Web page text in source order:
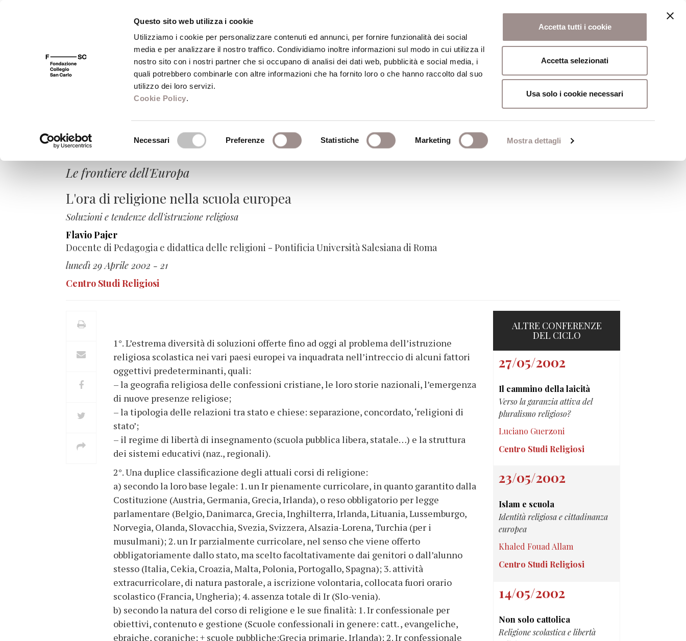
Questo sito web utilizza i cookie
Utilizziamo i cookie per personalizzare contenuti ed annunci, per fornire funzionalità dei social
media e per analizzare il nostro traffico. Condividiamo inoltre informazioni sul modo in cui utilizza il
nostro sito con i nostri partner che si occupano di analisi dei dati web, pubblicità e social media, i
quali potrebbero combinarle con altre informazioni che ha fornito loro o che hanno raccolto dal suo
utilizzo dei loro servizi.
Cookie Policy.
Necessari Preferenze Statistiche Marketing Mostra dettagli
Accetta tutti i cookie
Accetta selezionati
Usa solo i cookie necessari
FSC 400 Fondazione Biblioteca Centro Culturale Centro Studi Religiosi Scuola Alti Studi
Le religioni nella scuola europea. Stati e Chiese dell'Unione
alla prova del pluralismo
Le frontiere dell'Europa
L'ora di religione nella scuola europea
Soluzioni e tendenze dell'istruzione religiosa
Flavio Pajer
Docente di Pedagogia e didattica delle religioni - Pontificia Università Salesiana di Roma
lunedì 29 Aprile 2002 - 21
Centro Studi Religiosi
1°. L’estrema diversità di soluzioni offerte fino ad oggi al problema dell’istruzione
religiosa scolastica nei vari paesi europei va inquadrata nell’intreccio di alcuni fattori
oggettivi predeterminanti, quali:
– la geografia religiosa delle confessioni cristiane, le loro storie nazionali, l’emergenza
di nuove presenze religiose;
– la tipologia delle relazioni tra stato e chiese: separazione, concordato, ‘religioni di
stato’;
– il regime di libertà di insegnamento (scuola pubblica libera, statale…) e la struttura
dei sistemi educativi (naz., regionali).
2°. Una duplice classificazione degli attuali corsi di religione:
a) secondo la loro base legale: 1. un Ir pienamente curricolare, in quanto garantito dalla
Costituzione (Austria, Germania, Grecia, Irlanda), o reso obbligatorio per legge
parlamentare (Belgio, Danimarca, Grecia, Inghilterra, Irlanda, Lituania, Lussemburgo,
Norvegia, Olanda, Slovacchia, Svezia, Svizzera, Alsazia-Lorena, Turchia (per i
musulmani); 2. un Ir parzialmente curricolare, nel senso che viene offerto
obbligatoriamente dallo stato, ma scelto facoltativamente dai genitori o dall’alunno
stesso (Italia, Cekia, Croazia, Malta, Polonia, Portogallo, Spagna); 3. attività
extracurricolare, di natura pastorale, a iscrizione volontaria, collocata fuori orario
scolastico (Francia, Ungheria); 4. assenza totale di Ir (Slo-venia).
b) secondo la natura del corso di religione e le sue finalità: 1. Ir confessionale per
obiettivi, contenuto e gestione (Scuole confessionali in genere: catt. , evangeliche,
ebraiche, coraniche; + scuole pubbliche:Grecia primarie, Irlanda); 2. Ir confessionale
ALTRE CONFERENZE
DEL CICLO
27/05/2002
Il cammino della laicità
Verso la garanzia attiva del
pluralismo religioso?
Luciano Guerzoni
Centro Studi Religiosi
23/05/2002
Islam e scuola
Identità religiosa e cittadinanza
europea
Khaled Fouad Allam
Centro Studi Religiosi
14/05/2002
Non solo cattolica
Religione scolastica e libertà